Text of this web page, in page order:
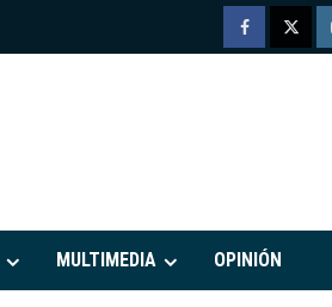
Facebook
MULTIMEDIA OPINIÓN